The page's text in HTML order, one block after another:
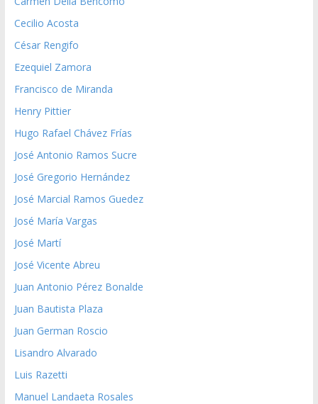
Cecilio Acosta
César Rengifo
Ezequiel Zamora
Francisco de Miranda
Henry Pittier
Hugo Rafael Chávez Frías
José Antonio Ramos Sucre
José Gregorio Hernández
José Marcial Ramos Guedez
José María Vargas
José Martí
José Vicente Abreu
Juan Antonio Pérez Bonalde
Juan Bautista Plaza
Juan German Roscio
Lisandro Alvarado
Luis Razetti
Manuel Landaeta Rosales